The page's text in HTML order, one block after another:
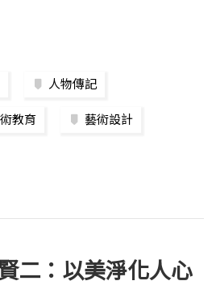
人物傳記
教育 藝術設計
二：以美淨化人心